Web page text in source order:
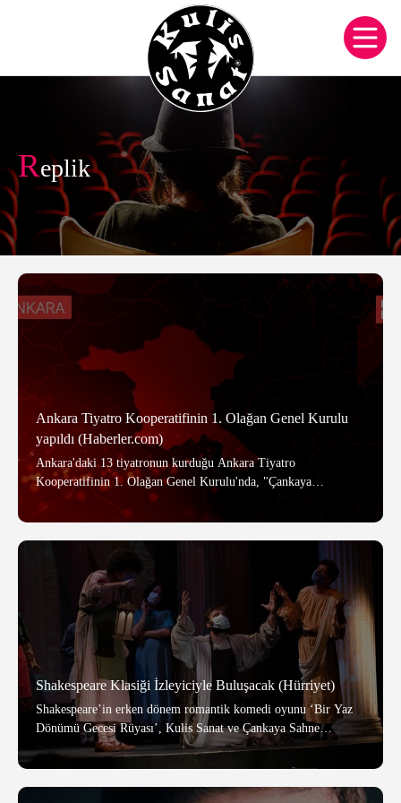
Replik
Ankara Tiyatro Kooperatifinin 1. Olağan Genel Kurulu
yapıldı (Haberler.com)
Ankara'daki 13 tiyatronun kurduğu Ankara Tiyatro
Kooperatifinin 1. Olağan Genel Kurulu'nda, "Çankaya
Sahne"nin kurucusu Mehmet Atay genel başkanlığa seçildi.
Shakespeare Klasiği İzleyiciyle Buluşacak (Hürriyet)
Shakespeare’in erken dönem romantik komedi oyunu ‘Bir Yaz
Dönümü Gecesi Rüyası’, Kulis Sanat ve Çankaya Sahne
işbirliğiyle sahneye konuyor. 27 Mart Dünya Tiyatro Günü’nde
prömiyer yapacak oyun, usta oyuncu Sinan Pekinton rejisiyle